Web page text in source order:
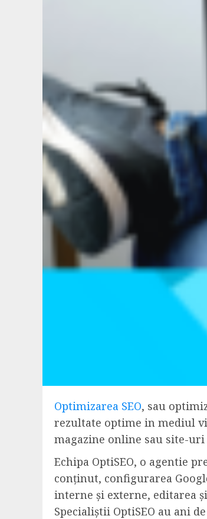
Optimizarea SEO, sau
rezultate optime in mediul
magazine online sau site-uri
Echipa OptiSEO, o agentie
conținut, configurarea
interne și externe, editarea
Specialiștii OptiSEO au ani